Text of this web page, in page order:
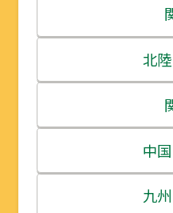
北
中
九